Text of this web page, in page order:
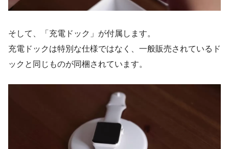
そして、「充電ドック」が付属します。
充電ドックは特別な仕様ではなく、一般販売されているド
ックと同じものが同梱されています。